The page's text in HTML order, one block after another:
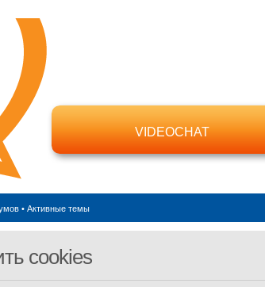
VIDEOCHAT
• Активные темы
cookies